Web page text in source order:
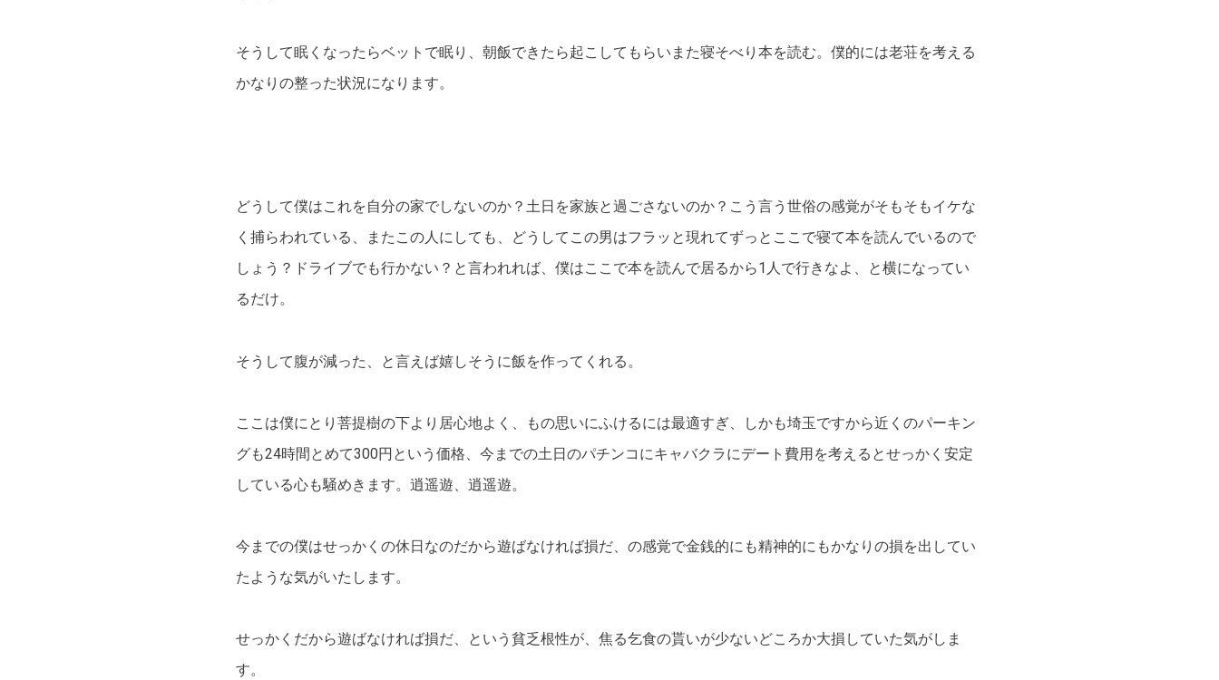
そうして眠くなったらベットで眠り、朝飯できたら起こしてもらいまた寝そべり本を読む。僕的には老荘を考える
かなりの整った状況になります。
どうして僕はこれを自分の家でしないのか？土日を家族と過ごさないのか？こう言う世俗の感覚がそもそもイケな
く捕らわれている、またこの人にしても、どうしてこの男はフラッと現れてずっとここで寝て本を読んでいるので
しょう？ドライブでも行かない？と言われれば、僕はここで本を読んで居るから1人で行きなよ、と横になってい
るだけ。
そうして腹が減った、と言えば嬉しそうに飯を作ってくれる。
ここは僕にとり菩提樹の下より居心地よく、もの思いにふけるには最適すぎ、しかも埼玉ですから近くのパーキン
グも24時間とめて300円という価格、今までの土日のパチンコにキャバクラにデート費用を考えるとせっかく安定
している心も騒めきます。逍遥遊、逍遥遊。
今までの僕はせっかくの休日なのだから遊ばなければ損だ、の感覚で金銭的にも精神的にもかなりの損を出してい
たような気がいたします。
せっかくだから遊ばなければ損だ、という貧乏根性が、焦る乞食の貰いが少ないどころか大損していた気がしま
す。